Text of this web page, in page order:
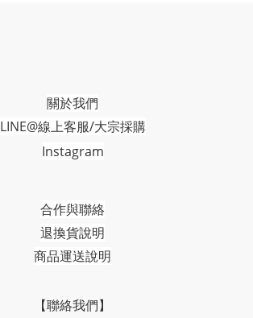
關於我們
LINE@線上客服/大宗採購
Instagram
合作與聯絡
退換貨說明
商品運送說明
【聯絡我們】